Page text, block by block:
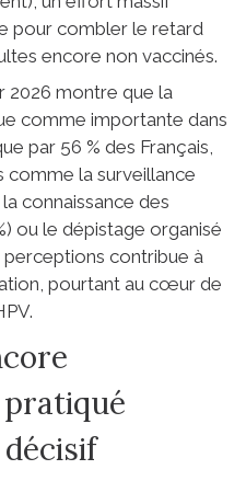
pour combler le retard
encore non vaccinés.
2026 montre que la
comme importante dans
par 56 % des Français,
comme la surveillance
connaissance des
ou le dépistage organisé
perceptions contribue à
pourtant au cœur de